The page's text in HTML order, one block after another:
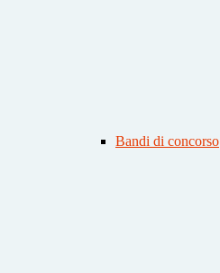
Bandi di concorso